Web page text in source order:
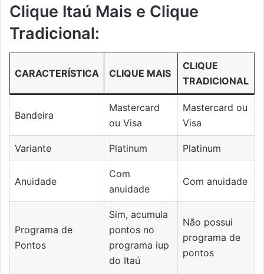
Clique Itaú Mais e Clique
Tradicional:
CARACTERÍSTICA CLIQUE MAIS
CLIQUE
TRADICIONAL
Bandeira
Mastercard
ou Visa
Mastercard ou
Visa
Variante Platinum Platinum
Anuidade
Com
anuidade
Com anuidade
Programa de
Pontos
Sim, acumula
pontos no
programa iup
do Itaú
Não possui
programa de
pontos